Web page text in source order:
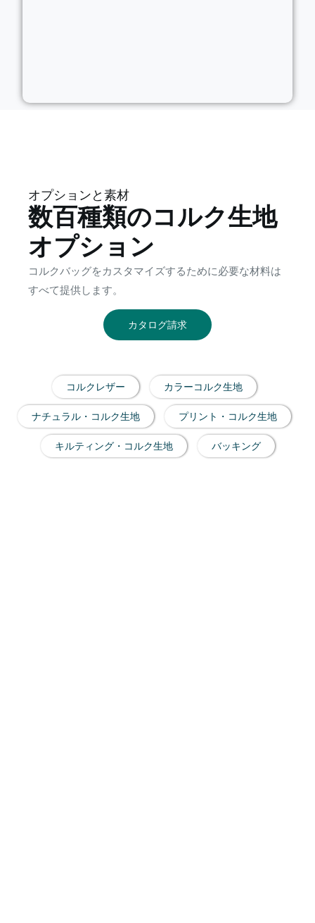
オプションと素材
数百種類のコルク生地
オプション
コルクバッグをカスタマイズするために必要な材料は
すべて提供します。
カタログ請求
コルクレザー カラーコルク生地
ナチュラル・コルク生地 プリント・コルク生地
キルティング・コルク生地 バッキング